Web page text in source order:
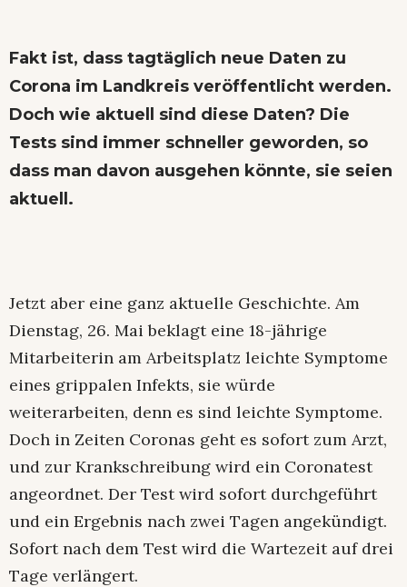
Fakt ist, dass tagtäglich neue Daten zu
Corona im Landkreis veröffentlicht werden.
Doch wie aktuell sind diese Daten? Die
Tests sind immer schneller geworden, so
dass man davon ausgehen könnte, sie seien
aktuell.
Jetzt aber eine ganz aktuelle Geschichte. Am
Dienstag, 26. Mai beklagt eine 18-jährige
Mitarbeiterin am Arbeitsplatz leichte Symptome
eines grippalen Infekts, sie würde
weiterarbeiten, denn es sind leichte Symptome.
Doch in Zeiten Coronas geht es sofort zum Arzt,
und zur Krankschreibung wird ein Coronatest
angeordnet. Der Test wird sofort durchgeführt
und ein Ergebnis nach zwei Tagen angekündigt.
Sofort nach dem Test wird die Wartezeit auf drei
Tage verlängert.